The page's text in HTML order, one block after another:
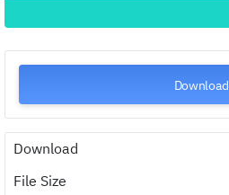
Download
Download
File Size